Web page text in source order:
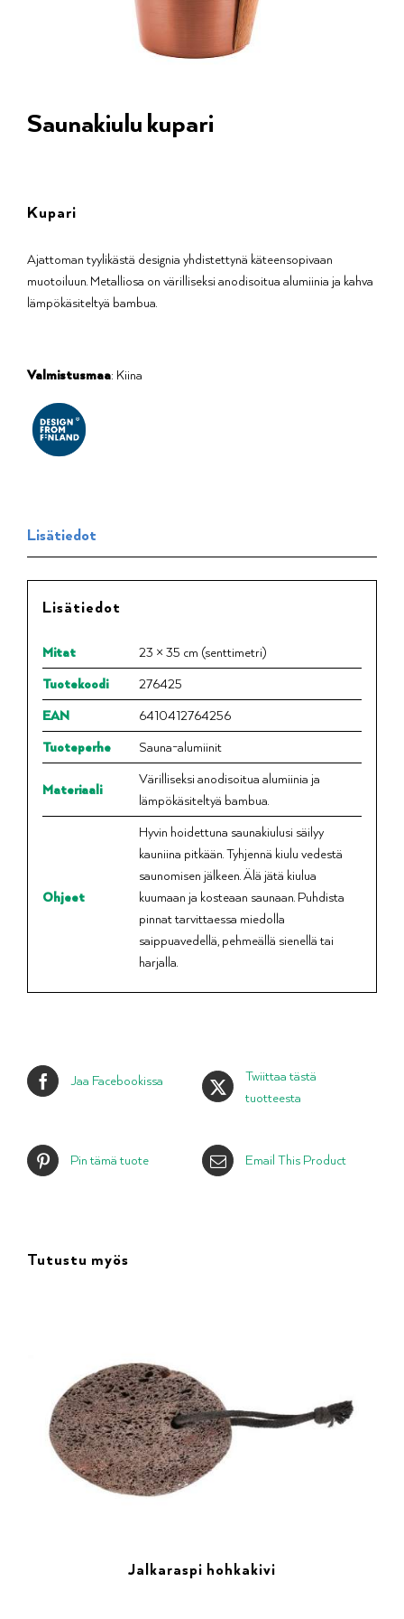
Saunakiulu kupari
Kupari
Ajattoman tyylikästä designia yhdistettynä käteensopivaan
muotoiluun. Metalliosa on värilliseksi anodisoitua alumiinia ja kahva
lämpökäsiteltyä bambua.
Valmistusmaa: Kiina
Lisätiedot
Lisätiedot
Mitat
23 × 35 cm (senttimetri)
Tuotekoodi
276425
EAN
6410412764256
Tuoteperhe
Sauna-alumiinit
Materiaali
Värilliseksi anodisoitua alumiinia ja
lämpökäsiteltyä bambua.
Ohjeet
Hyvin hoidettuna saunakiulusi säilyy
kauniina pitkään. Tyhjennä kiulu vedestä
saunomisen jälkeen. Älä jätä kiulua
kuumaan ja kosteaan saunaan. Puhdista
pinnat tarvittaessa miedolla
saippuavedellä, pehmeällä sienellä tai
harjalla.
Jaa Facebookissa
Twiittaa tästä
tuotteesta
Pin tämä tuote Email This Product
Tutustu myös
Jalkaraspi hohkakivi